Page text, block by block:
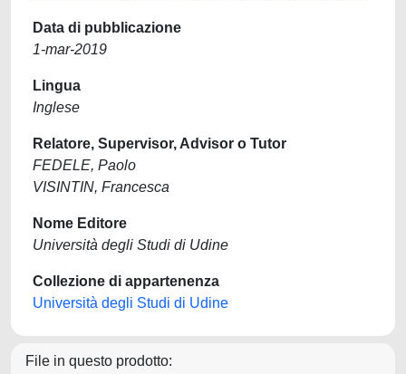
Data di pubblicazione
1-mar-2019
Lingua
Inglese
Relatore, Supervisor, Advisor o Tutor
FEDELE, Paolo
VISINTIN, Francesca
Nome Editore
Università degli Studi di Udine
Collezione di appartenenza
Università degli Studi di Udine
File in questo prodotto: